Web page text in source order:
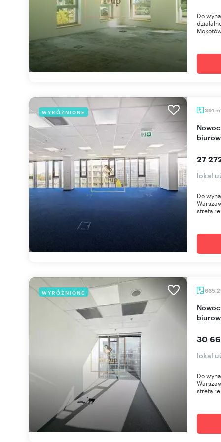
Do
WYRÓŻNIONE 391 m
Nowoczesne biuro 391 m² w prestiżowym
27
lokal
Do
strefą
WYRÓŻNIONE
Nowoczesne biuro 665 m² w prestiżowym
30
lokal
Do
strefą